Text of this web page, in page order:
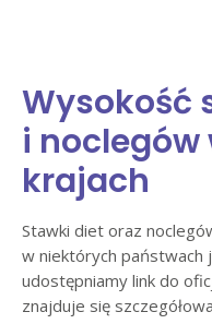
Wysokość
i noclegów
krajach
Stawki diet oraz
w niektórych państwach
udostępniamy link do
znajduje się